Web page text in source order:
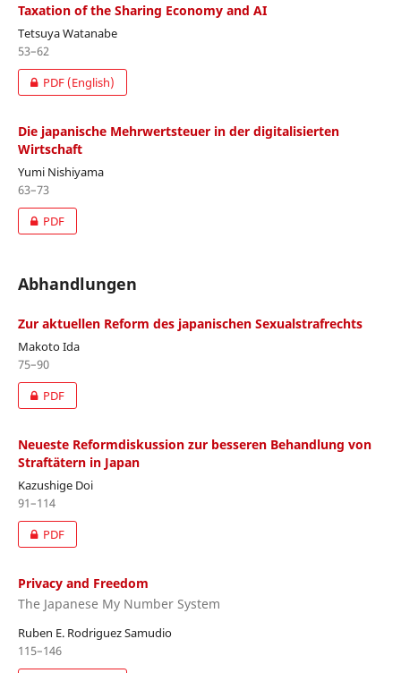
Taxation of the Sharing Economy and AI
Tetsuya Watanabe
53–62
PDF (English)
Die japanische Mehrwertsteuer in der digitalisierten
Wirtschaft
Yumi Nishiyama
63–73
PDF
Abhandlungen
Zur aktuellen Reform des japanischen Sexualstrafrechts
Makoto Ida
75–90
PDF
Neueste Reformdiskussion zur besseren Behandlung von
Straftätern in Japan
Kazushige Doi
91–114
PDF
Privacy and Freedom
The Japanese My Number System
Ruben E. Rodriguez Samudio
115–146